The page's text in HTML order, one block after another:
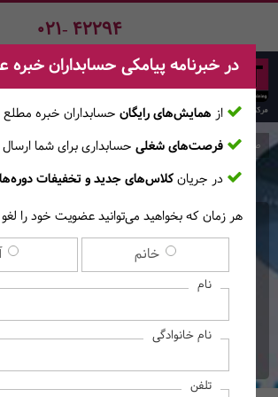
021- 42294
دوره آنلاین تجزیه
صورت‌های مالی
تجاری
(آموزش‌های آنــلایــن)
صفحه اصلی دوره‌ها
در خبرنامه پیامکی حسابداران خبره
از همایش‌های رایگان حسابداران خبره مطلع ‎شوید.
فرصت‌های شغلی حسابداری برای شما
در جریانکلاس‌های جدید و تخفیفات دوره‌ها
هر زمان که بخواهید می‌توانید عضویت خود را
خانم
نام
نام خانوادگی
تلفن